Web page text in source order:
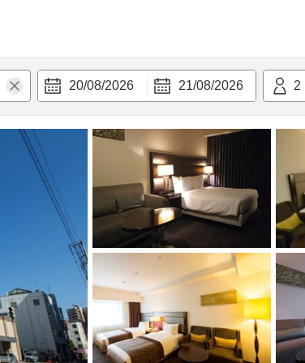
20/08/2026 21/08/2026 2
bật Tiện nghi